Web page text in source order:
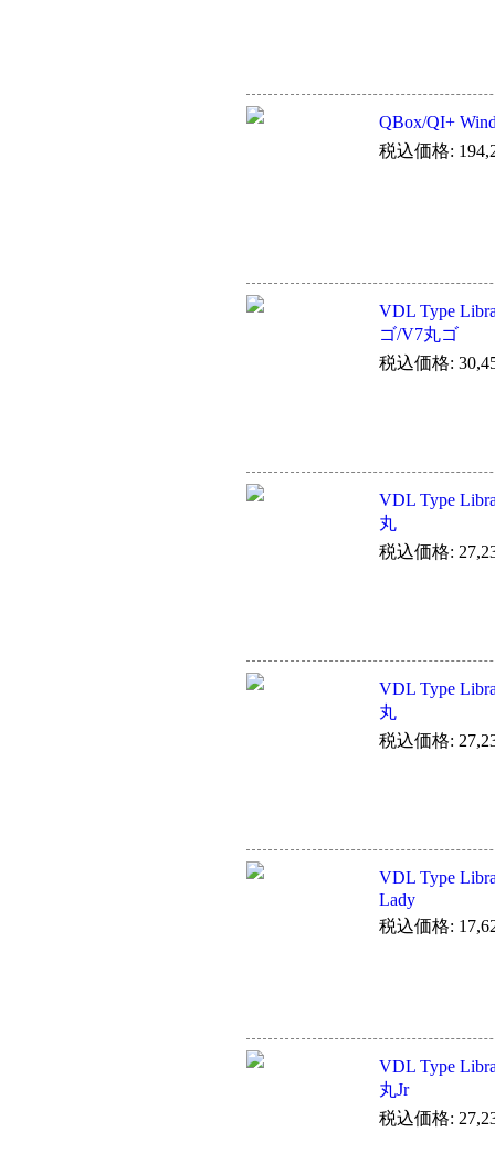
QBox/QI+
税込価格:
VDL Type
ゴ/V7丸ゴ
税込価格:
VDL Type
丸
税込価格:
VDL Type
丸
税込価格:
VDL Type
Lady
税込価格:
VDL Type
丸Jr
税込価格: